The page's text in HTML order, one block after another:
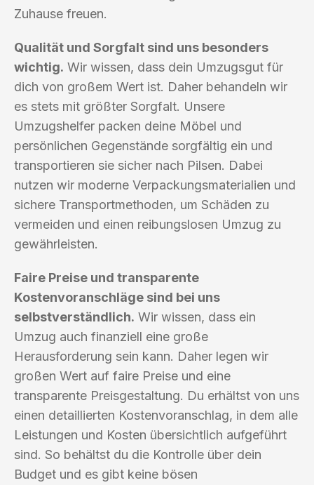
Zuhause freuen.
Qualität und Sorgfalt sind uns besonders
wichtig. Wir wissen, dass dein Umzugsgut für
dich von großem Wert ist. Daher behandeln wir
es stets mit größter Sorgfalt. Unsere
Umzugshelfer packen deine Möbel und
persönlichen Gegenstände sorgfältig ein und
transportieren sie sicher nach Pilsen. Dabei
nutzen wir moderne Verpackungsmaterialien und
sichere Transportmethoden, um Schäden zu
vermeiden und einen reibungslosen Umzug zu
gewährleisten.
Faire Preise und transparente
Kostenvoranschläge sind bei uns
selbstverständlich. Wir wissen, dass ein
Umzug auch finanziell eine große
Herausforderung sein kann. Daher legen wir
großen Wert auf faire Preise und eine
transparente Preisgestaltung. Du erhältst von uns
einen detaillierten Kostenvoranschlag, in dem alle
Leistungen und Kosten übersichtlich aufgeführt
sind. So behältst du die Kontrolle über dein
Budget und es gibt keine bösen